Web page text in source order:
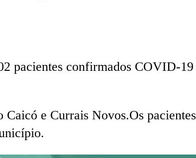
pacientes confirmados COVID-
e Currais Novos.Os